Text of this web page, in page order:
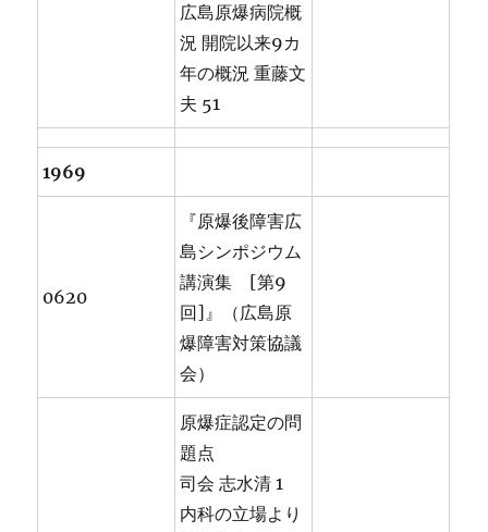
広島原爆病院概
況 開院以来9カ
年の概況 重藤文
夫 51
1969
0620
『原爆後障害広
島シンポジウム
講演集 [第9
回]』（広島原
爆障害対策協議
会）
原爆症認定の問
題点
司会 志水清 1
内科の立場より